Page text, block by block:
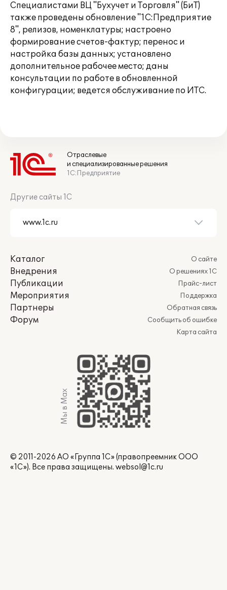
Специалистами ВЦ "Бухучет и Торговля" (БиТ)
также проведены обновление "1С:Предприятие
8", релизов, номенклатуры; настроено
формирование счетов-фактур; перенос и
настройка базы данных; установлено
дополнительное рабочее место; даны
консультации по работе в обновленной
конфигурации; ведется обслуживание по ИТС.
Отраслевые
и специализированные решения
1С:Предприятие
Другие сайты 1С
Каталог
Внедрения
Публикации
Мероприятия
Партнеры
Форум
О сайте
О решениях 1С
Прайс-лист
Поддержка
Обратная связь
Сообщить об ошибке
Карта сайта
Мы в Max
© 2011-2026 АО «Группа 1С» (правопреемник ООО
«1С»). Все права защищены. websol@1c.ru